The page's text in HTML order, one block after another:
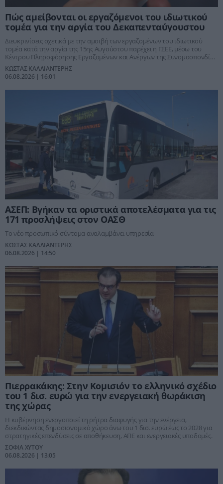
Πώς αμείβονται οι εργαζόμενοι του ιδιωτικού
τομέα για την αργία του Δεκαπενταύγουστου
Διευκρινίσεις σχετικά με την αμοιβή των εργαζομένων του ιδιωτικού
τομέα κατά την αργία της 15ης Αυγούστου παρέχει η ΓΣΕΕ, μέσω του
Κέντρου Πληροφόρησης Εργαζομένων και Ανέργων της Συνομοσπονδίας
(ΚΕΠΕΑ/ΓΣΕΕ)
ΚΩΣΤΑΣ ΚΑΛΛΙΑΝΤΕΡΗΣ
06.08.2026 | 16:01
ΑΣΕΠ: Βγήκαν τα οριστικά αποτελέσματα για τις
171 προσλήψεις στον ΟΑΣΘ
Το νέο προσωπικό σύντομα αναλαμβάνει υπηρεσία
ΚΩΣΤΑΣ ΚΑΛΛΙΑΝΤΕΡΗΣ
06.08.2026 | 14:50
Πιερρακάκης: Στην Κομισιόν το ελληνικό σχέδιο
του 1 δισ. ευρώ για την ενεργειακή θωράκιση
της χώρας
Η κυβέρνηση ενεργοποιεί τη ρήτρα διαφυγής για την ενέργεια,
διεκδικώντας δημοσιονομικό χώρο άνω του 1 δισ. ευρώ έως το 2028 για
στρατηγικές επενδύσεις σε αποθήκευση, ΑΠΕ και ενεργειακές υποδομές.
ΣΟΦΙΑ ΧΥΤΟΥ
06.08.2026 | 13:05